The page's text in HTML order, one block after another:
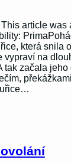
article was
která snila
vypraví na
tak začala